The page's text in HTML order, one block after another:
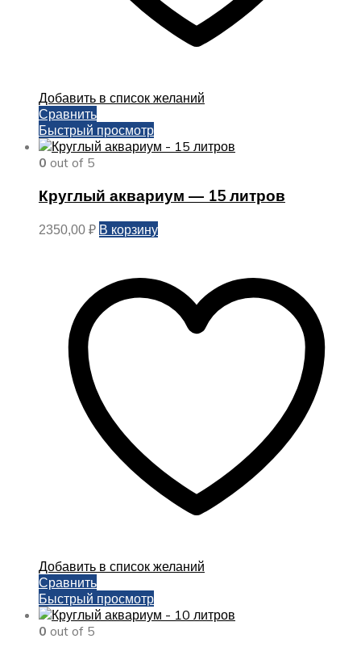
Добавить в список желаний
Сравнить
Быстрый просмотр
0 out of 5
Круглый аквариум — 15 литров
2350,00 ₽ В корзину
Добавить в список желаний
Сравнить
Быстрый просмотр
0 out of 5